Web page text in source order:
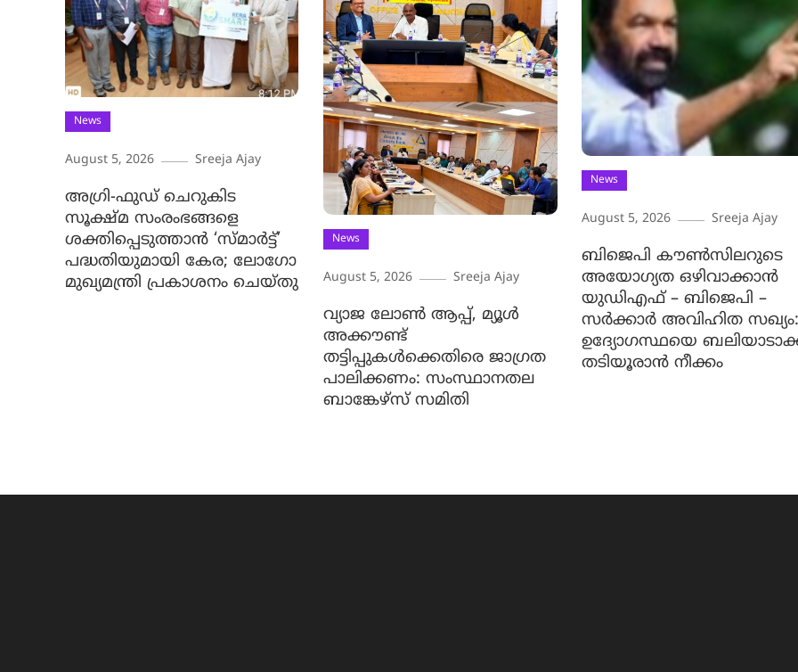
News
August 5, 2026 Sreeja Ajay
അഗ്രി-ഫുഡ് ചെറുകിട
സൂക്ഷ്മ സംരംഭങ്ങളെ
ശക്തിപ്പെടുത്താന്‍ ‘സ്മാര്‍ട്ട്’
പദ്ധതിയുമായി കേര; ലോഗോ
മുഖ്യമന്ത്രി പ്രകാശനം ചെയ്തു
News
August 5, 2026 Sreeja Ajay
വ്യാജ ലോൺ ആപ്പ്, മ്യൂൾ
അക്കൗണ്ട്
തട്ടിപ്പുകൾക്കെതിരെ ജാ​ഗ്രത
പാലിക്കണം: സംസ്ഥാനതല
ബാങ്കേഴ്സ് സമിതി
News
August 5, 2026 Sreeja Ajay
ബിജെപി കൗൺസിലറുടെ
അയോഗ്യത ഒഴിവാക്കാൻ
യുഡിഎഫ് – ബിജെപി –
സർക്കാർ അവിഹിത
ഉദ്യോഗസ്ഥയെ
തടിയൂരാൻ നീക്കം